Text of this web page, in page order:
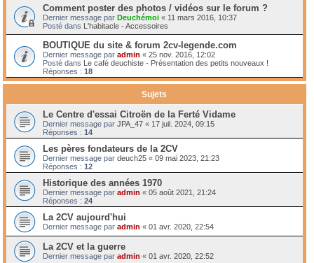
Comment poster des photos / vidéos sur le forum ?
Dernier message par Deuchémoi « 11 mars 2016, 10:37
Posté dans L'habitacle - Accessoires
BOUTIQUE du site & forum 2cv-legende.com
Dernier message par admin « 25 nov. 2016, 12:02
Posté dans Le café deuchiste - Présentation des petits nouveaux !
Réponses : 18
Sujets
Le Centre d'essai Citroën de la Ferté Vidame
Dernier message par JPA_47 « 17 juil. 2024, 09:15
Réponses : 14
Les pères fondateurs de la 2CV
Dernier message par deuch25 « 09 mai 2023, 21:23
Réponses : 12
Historique des années 1970
Dernier message par admin « 05 août 2021, 21:24
Réponses : 24
La 2CV aujourd'hui
Dernier message par admin « 01 avr. 2020, 22:54
La 2CV et la guerre
Dernier message par admin « 01 avr. 2020, 22:52